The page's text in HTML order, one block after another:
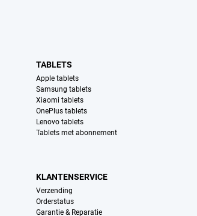
TABLETS
Apple tablets
Samsung tablets
Xiaomi tablets
OnePlus tablets
Lenovo tablets
Tablets met abonnement
KLANTENSERVICE
Verzending
Orderstatus
Garantie & Reparatie